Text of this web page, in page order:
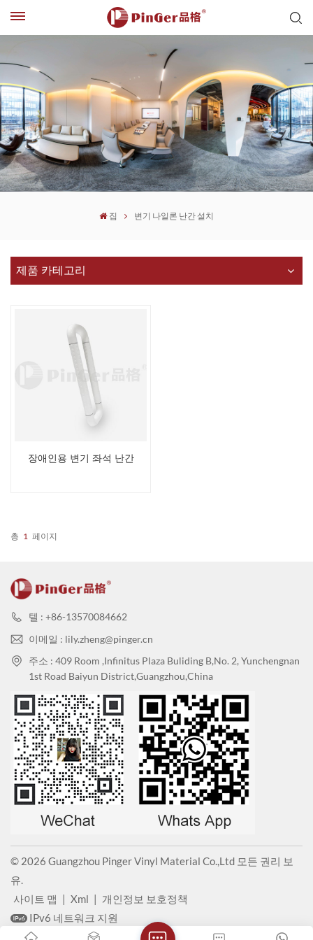
집 변기 나일론 난간 설치
제품 카테고리
장애인용 변기 좌석 난간
총 1 페이지
텔 : +86-13570084662
이메일 : lily.zheng@pinger.cn
주소 : 409 Room ,Infinitus Plaza Buliding B,No. 2, Yunchengnan
1st Road Baiyun District,Guangzhou,China
© 2026 Guangzhou Pinger Vinyl Material Co.,Ltd 모든 권리 보
유.
사이트 맵 | Xml | 개인정보 보호정책
IPv6 네트워크 지원